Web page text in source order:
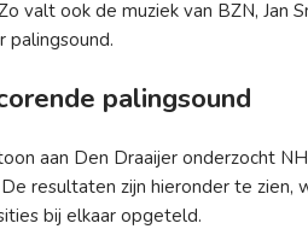
valt ook de muziek van BZN, Jan
palingsound.
palingsound
aan Den Draaijer onderzocht
resultaten zijn hieronder te zien,
bij elkaar opgeteld.